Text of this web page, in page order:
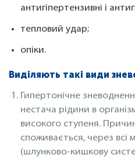
антигіпертензивні і
тепловий удар;
опіки.
Виділяють такі види
Гипертонічне
нестача рідини в
високого ступеня.
споживається, через всі
(шлунково-кишкову